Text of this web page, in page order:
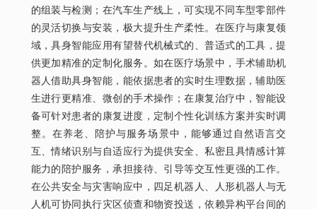
的组装与检测；在汽车生产线上，可实现不同车型零部件
的灵活切换与安装，极大提升生产柔性。在医疗与康复领
域，具身智能应用有望替代机械式的、普适式的工具，提
供更加精准的定制化服务。如在医疗场景中，手术辅助机
器人借助具身智能，能依据患者的实时生理数据，辅助医
生进行更精准、微创的手术操作；在康复治疗中，智能设
备可针对患者的康复进度，定制个性化训练方案并实时调
整。在养老、陪护与服务场景中，能够通过自然语言交
互、情绪识别与自适应行为提供安全、私密且具情感计算
能力的陪护服务，承担接待、引导等交互性更强的工作。
在公共安全与灾害响应中，四足机器人、人形机器人与无
人机可协同执行灾区侦查和物资投送，依赖异构平台间的